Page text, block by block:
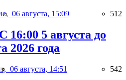
06 августа, 15:09 512
16:00 5 августа до
2026 года
06 августа, 14:51 542